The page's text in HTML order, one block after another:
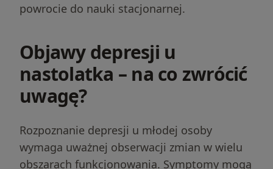
powrocie do nauki stacjonarnej.
Objawy depresji u
nastolatka – na co zwrócić
uwagę?
Rozpoznanie depresji u młodej osoby
wymaga uważnej obserwacji zmian w wielu
obszarach funkcjonowania. Symptomy mogą